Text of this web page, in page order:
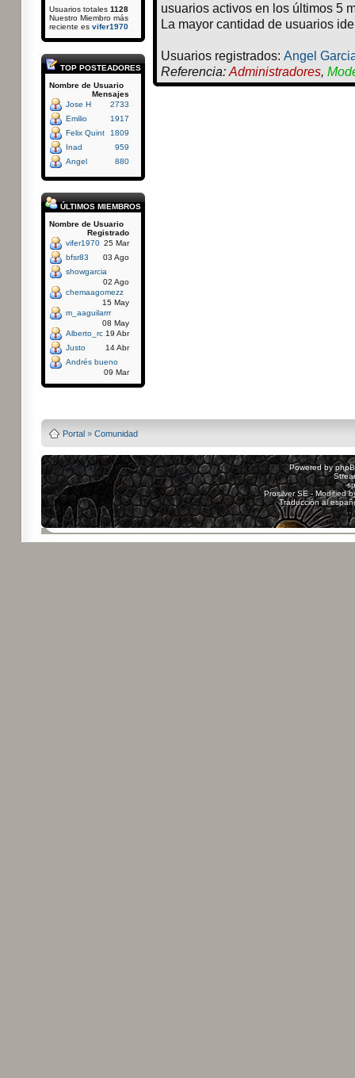
Usuarios totales 1128
Nuestro Miembro más
reciente es vifer1970
TOP POSTEADORES
Nombre de Usuario
Mensajes
Jose H
2733
Emilio
1917
Felix Quint
1809
Inad
959
Angel
880
ÚLTIMOS MIEMBROS
Nombre de Usuario
Registrado
vifer1970 25 Mar
bfsr83
03 Ago
showgarcia
02 Ago
chemaagomezz
15 May
m_aaguilarrr
08 May
Alberto_rc 19 Abr
Justo
14 Abr
Andrés bueno
09 Mar
usuarios activos en los últimos 5
La mayor cantidad de usuarios
Usuarios registrados: Angel
Referencia: Administradores,
Portal» Comunidad
Powered by
Prosilver SE - Modified
Traducción al